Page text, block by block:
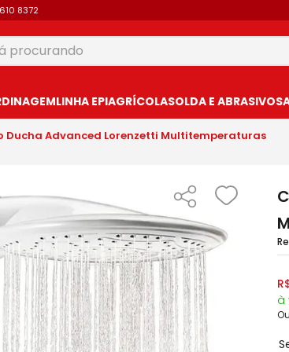
8372
LINHA EPIAGRÍCOLASOLDA E ABRASIVOS
Ducha Advanced Lorenzetti Multitemperaturas
à
Ou